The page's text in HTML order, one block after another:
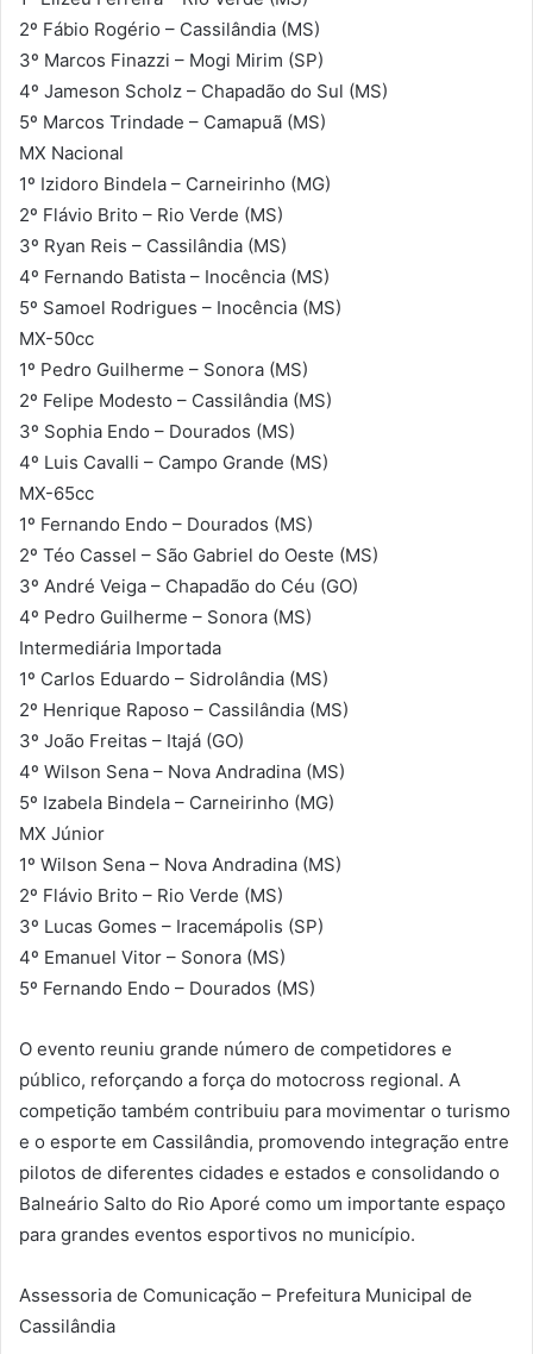
2º Fábio Rogério – Cassilândia (MS)
3º Marcos Finazzi – Mogi Mirim (SP)
4º Jameson Scholz – Chapadão do Sul (MS)
5º Marcos Trindade – Camapuã (MS)
MX Nacional
1º Izidoro Bindela – Carneirinho (MG)
2º Flávio Brito – Rio Verde (MS)
3º Ryan Reis – Cassilândia (MS)
4º Fernando Batista – Inocência (MS)
5º Samoel Rodrigues – Inocência (MS)
MX-50cc
1º Pedro Guilherme – Sonora (MS)
2º Felipe Modesto – Cassilândia (MS)
3º Sophia Endo – Dourados (MS)
4º Luis Cavalli – Campo Grande (MS)
MX-65cc
1º Fernando Endo – Dourados (MS)
2º Téo Cassel – São Gabriel do Oeste (MS)
3º André Veiga – Chapadão do Céu (GO)
4º Pedro Guilherme – Sonora (MS)
Intermediária Importada
1º Carlos Eduardo – Sidrolândia (MS)
2º Henrique Raposo – Cassilândia (MS)
3º João Freitas – Itajá (GO)
4º Wilson Sena – Nova Andradina (MS)
5º Izabela Bindela – Carneirinho (MG)
MX Júnior
1º Wilson Sena – Nova Andradina (MS)
2º Flávio Brito – Rio Verde (MS)
3º Lucas Gomes – Iracemápolis (SP)
4º Emanuel Vitor – Sonora (MS)
5º Fernando Endo – Dourados (MS)
O evento reuniu grande número de competidores e
público, reforçando a força do motocross regional. A
competição também contribuiu para movimentar o turismo
e o esporte em Cassilândia, promovendo integração entre
pilotos de diferentes cidades e estados e consolidando o
Balneário Salto do Rio Aporé como um importante espaço
para grandes eventos esportivos no município.
Assessoria de Comunicação – Prefeitura Municipal de
Cassilândia